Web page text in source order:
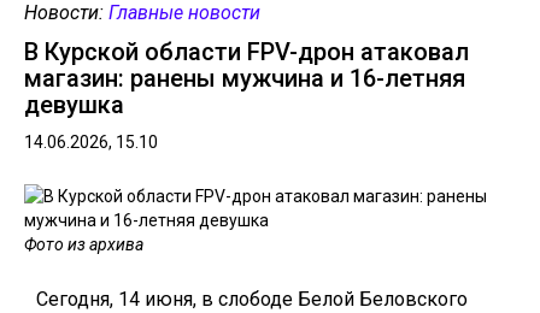
Новости: Главные новости
В Курской области FPV-дрон атаковал
магазин: ранены мужчина и 16-летняя
девушка
14.06.2026, 15.10
Фото из архива
Сегодня, 14 июня, в слободе Белой Беловского